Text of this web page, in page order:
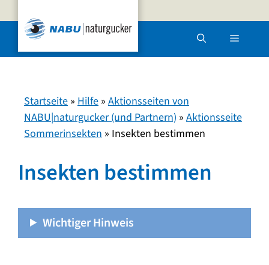
Inhalt
springen
Menü
Startseite » Hilfe » Aktionsseiten von
NABU|naturgucker (und Partnern) » Aktionsseite
Sommerinsekten » Insekten bestimmen
Insekten bestimmen
Wichtiger Hinweis